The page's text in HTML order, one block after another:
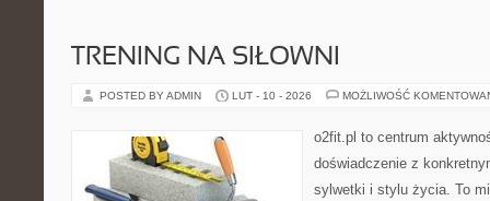
TRENING NA SIŁOWNI
POSTED BY ADMIN LUT - 10 - 2026 MOŻLIWOŚĆ
o2fit.pl to centrum
doświadczenie z
sylwetki i stylu życia. To